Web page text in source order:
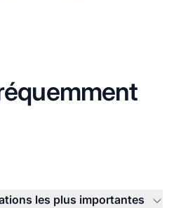
les plus importantes